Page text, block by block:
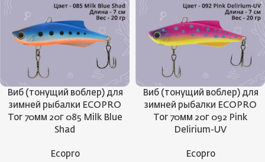
Виб (тонущий воблер) для
зимней рыбалки ECOPRO
Tor 70мм 20г 085 Milk Blue
Shad
Ecopro
Виб (тонущий воблер) для
зимней рыбалки ECOPRO
Tor 70мм 20г 092 Pink
Delirium-UV
Ecopro